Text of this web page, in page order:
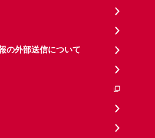
の外部送信について